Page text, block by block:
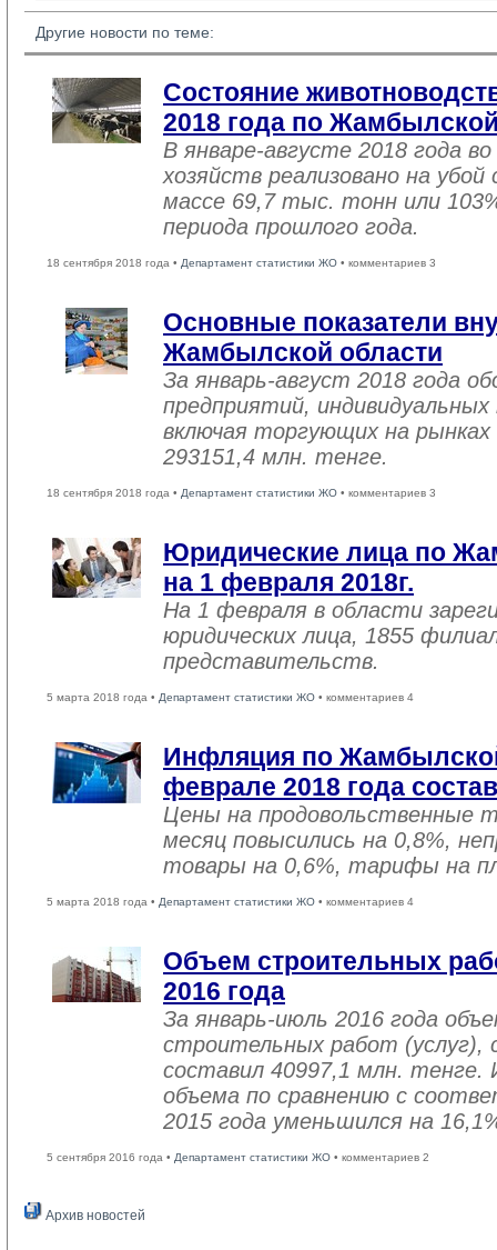
Другие новости по теме:
Состояние
2018 года по
В январе-августе 2018 года
хозяйств реализовано на
массе 69,7 тыс. тонн или
периода прошлого года.
18 сентября 2018 года • Департамент статистики ЖО • комментариев 3
Основные показатели
Жамбылской области
За январь-август 2018 года
предприятий,
включая торгующих на рынках
293151,4 млн. тенге.
18 сентября 2018 года • Департамент статистики ЖО • комментариев 3
Юридические лица по
на 1 февраля 2018г.
На 1 февраля в области
юридических лица, 1855
представительств.
5 марта 2018 года • Департамент статистики ЖО • комментариев 4
Инфляция по
феврале 2018 года
Цены на продовольственные
месяц повысились на 0,8%,
товары на 0,6%, тарифы на
5 марта 2018 года • Департамент статистики ЖО • комментариев 4
Объем строительных
2016 года
За январь-июль 2016 года
строительных работ (услуг),
составил 40997,1 млн. тенге.
объема по сравнению с
2015 года уменьшился на
5 сентября 2016 года • Департамент статистики ЖО • комментариев 2
Архив новостей